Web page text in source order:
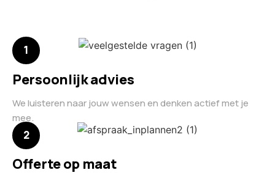
1
Persoonlijk advies
We luisteren naar jouw wensen en denken actief met je
mee.
2
Offerte op maat